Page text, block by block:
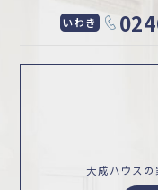
いわき
大成ハウスの